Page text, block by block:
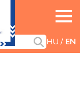
HU EN